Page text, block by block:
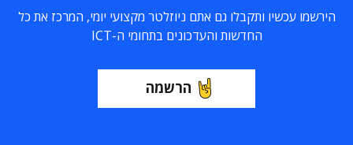
הירשמו עכשיו ותקבלו גם אתם ניוזלטר מקצועי יומי, המרכז את כל
החדשות והעדכונים בתחומי ה-ICT
הרשמה